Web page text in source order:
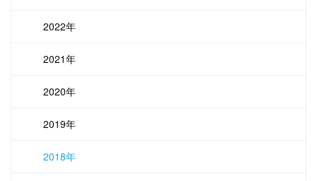
2022年
2021年
2020年
2019年
2018年